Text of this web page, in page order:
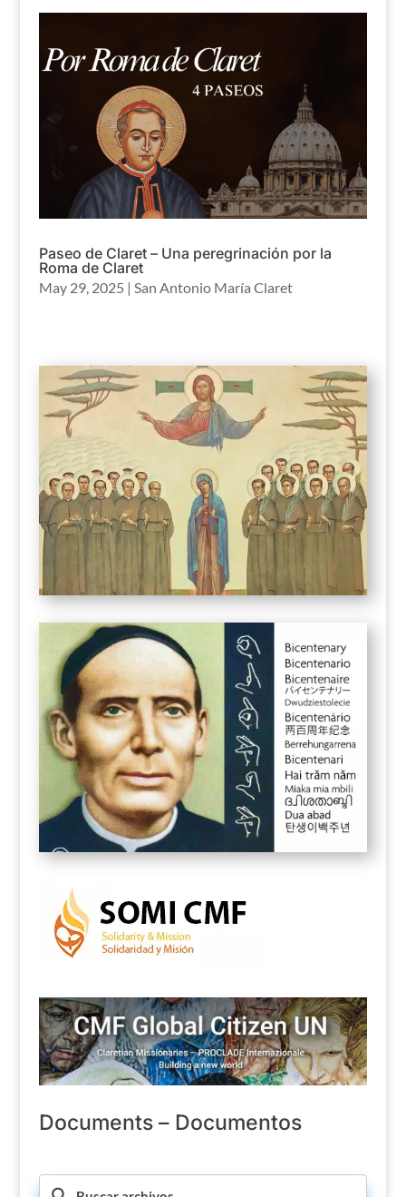
Paseo de Claret – Una peregrinación por la
Roma de Claret
May 29, 2025 | San Antonio María Claret
Documents – Documentos